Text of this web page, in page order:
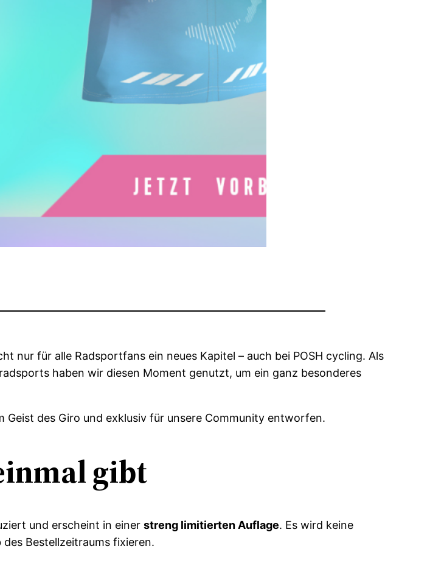
nur für alle Radsportfans ein neues Kapitel – auch bei POSH cycling. Als
haben wir diesen Moment genutzt, um ein ganz besonderes
Geist des Giro und exklusiv für unsere Community entworfen.
gibt
und erscheint in einerstreng limitierten Auflage. Es wird keine
Bestellzeitraums fixieren.